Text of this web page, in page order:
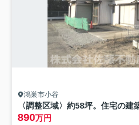
鴻巣市小谷
890万円